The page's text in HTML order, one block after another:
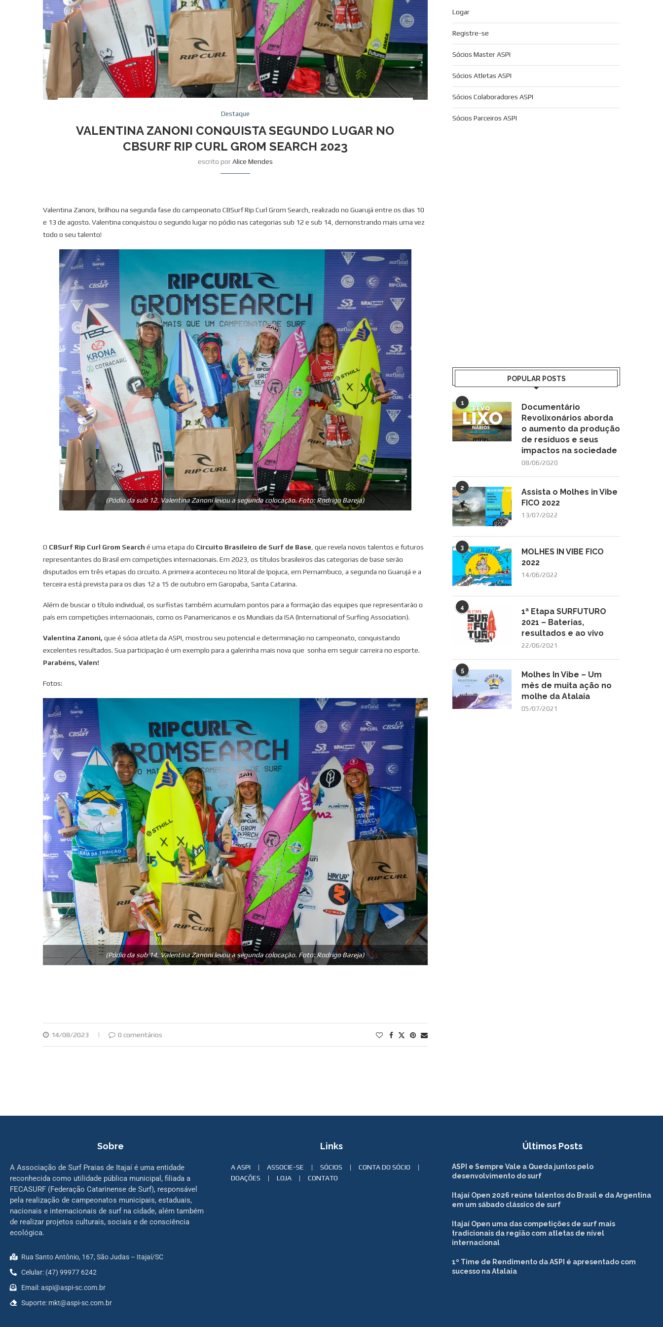
Destaque
VALENTINA ZANONI CONQUISTA SEGUNDO LUGAR NO
CBSURF RIP CURL GROM SEARCH 2023
escrito porAlice Mendes
Valentina Zanoni, brilhou na segunda fase do campeonato CBSurf Rip Curl Grom Search, realizado no Guarujá entre os dias 10
e 13 de agosto. Valentina conquistou o segundo lugar no pódio nas categorias sub 12 e sub 14, demonstrando mais uma vez
todo o seu talento!
(Pódio da sub 12. Valentina Zanoni levou a segunda colocação. Foto: Rodrigo Bareja)
O CBSurf Rip Curl Grom Search é uma etapa do Circuito Brasileiro de Surf de Base , que revela novos talentos e futuros
representantes do Brasil em competições internacionais. Em 2023, os títulos brasileiros das categorias de base serão
disputados em três etapas do circuito. A primeira aconteceu no litoral de Ipojuca, em Pernambuco, a segunda no Guarujá e a
terceira está prevista para os dias 12 a 15 de outubro em Garopaba, Santa Catarina.
Além de buscar o título individual, os surfistas também acumulam pontos para a formação das equipes que representarão o
país em competições internacionais, como os Panamericanos e os Mundiais da ISA (International of Surfing Association).
Valentina Zanoni, que é sócia atleta da ASPI, mostrou seu potencial e determinação no campeonato, conquistando
excelentes resultados. Sua participação é um exemplo para a galerinha mais nova que sonha em seguir carreira no esporte.
Parabéns, Valen!
Fotos:
(Pódio da sub 14. Valentina Zanoni levou a segunda colocação. Foto: Rodrigo Bareja)
14/08/2023 0 comentários
Logar
Registre-se
Sócios Master ASPI
Sócios Atletas ASPI
Sócios Colaboradores ASPI
Sócios Parceiros ASPI
POPULAR POSTS
1
Documentário
Revolixonários aborda
o aumento da produção
de resíduos e seus
impactos na sociedade
08/06/2020
2
Assista o Molhes in Vibe
FICO 2022
13/07/2022
3
MOLHES IN VIBE FICO
2022
14/06/2022
4
1ª Etapa SURFUTURO
2021 – Baterias,
resultados e ao vivo
22/06/2021
5
Molhes In Vibe – Um
mês de muita ação no
molhe da Atalaia
05/07/2021
Sobre
A Associação de Surf Praias de Itajaí é uma entidade
reconhecida como utilidade pública municipal, filiada a
FECASURF (Federação Catarinense de Surf), responsável
pela realização de campeonatos municipais, estaduais,
nacionais e internacionais de surf na cidade, além também
de realizar projetos culturais, sociais e de consciência
ecológica.
Rua Santo Antônio, 167, São Judas – Itajaí/SC
Celular: (47) 99977 6242
Email: aspi@aspi-sc.com.br
Suporte: mkt@aspi-sc.com.br
Links
A ASPI ASSOCIE-SE SÓCIOS
CONTA DO SÓCIO
DOAÇÕES
LOJA CONTATO
Últimos Posts
ASPI e Sempre Vale a Queda juntos pelo
desenvolvimento do surf
Itajaí Open 2026 reúne talentos do Brasil e da Argentina
em um sábado clássico de surf
Itajaí Open uma das competições de surf mais
tradicionais da região com atletas de nível
internacional
1º Time de Rendimento da ASPI é apresentado com
sucesso na Atalaia